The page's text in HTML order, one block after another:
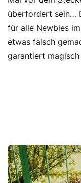
überfordert sein…
für alle Newbies
etwas falsch
garantiert